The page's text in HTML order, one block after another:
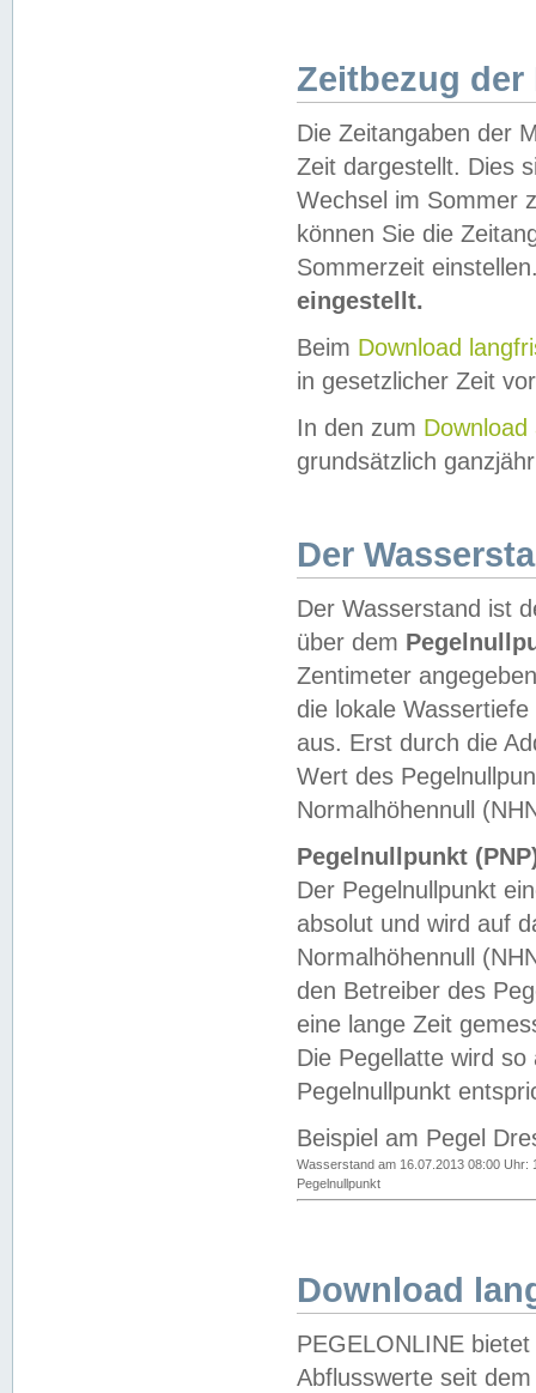
Zeitbezug der
Die Zeitangaben der
Zeit dargestellt. Dies
Wechsel im Sommer
können Sie die
Sommerzeit
eingestellt.
Beim Download
in gesetzlicher Zeit
In den zum Download
grundsätzlich
Der
Der Wasserstand ist
über dem
Zentimeter
die lokale
aus. Erst durch die
Wert des
Normalhöhennull
Pegelnullpunkt
Der Pegelnullpunkt
absolut und wird auf
Normalhöhennull
den Betreiber des
eine lange Zeit
Die Pegellatte wird
Pegelnullpunkt
Beispiel am Pegel
Wasserstand am 16.07.2013 08:00 Uhr:
Pegelnullpunkt
Download
PEGELONLINE
Abflusswerte seit